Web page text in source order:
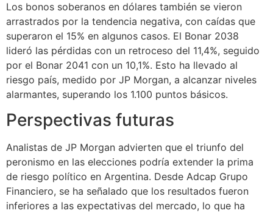
Los bonos soberanos en dólares también se vieron
arrastrados por la tendencia negativa, con caídas que
superaron el 15% en algunos casos. El Bonar 2038
lideró las pérdidas con un retroceso del 11,4%, seguido
por el Bonar 2041 con un 10,1%. Esto ha llevado al
riesgo país, medido por JP Morgan, a alcanzar niveles
alarmantes, superando los 1.100 puntos básicos.
Perspectivas futuras
Analistas de JP Morgan advierten que el triunfo del
peronismo en las elecciones podría extender la prima
de riesgo político en Argentina. Desde Adcap Grupo
Financiero, se ha señalado que los resultados fueron
inferiores a las expectativas del mercado, lo que ha